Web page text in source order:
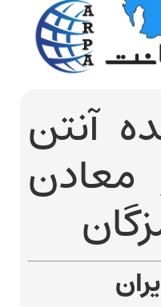
آنتن
معادن